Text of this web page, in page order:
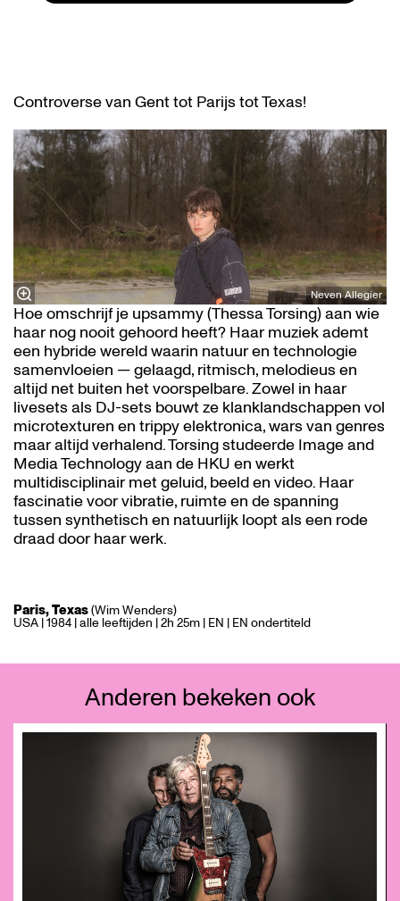
Controverse van Gent tot Parijs tot Texas!
Neven Allegier
Hoe omschrijf je upsammy (Thessa Torsing) aan wie
haar nog nooit gehoord heeft? Haar muziek ademt
een hybride wereld waarin natuur en technologie
samenvloeien — gelaagd, ritmisch, melodieus en
altijd net buiten het voorspelbare. Zowel in haar
livesets als DJ-sets bouwt ze klanklandschappen vol
microtexturen en trippy elektronica, wars van genres
maar altijd verhalend. Torsing studeerde Image and
Media Technology aan de HKU en werkt
multidisciplinair met geluid, beeld en video. Haar
fascinatie voor vibratie, ruimte en de spanning
tussen synthetisch en natuurlijk loopt als een rode
draad door haar werk.
Paris, Texas(Wim Wenders)
USA | 1984 | alle leeftijden | 2h 25m | EN | EN ondertiteld
Anderen bekeken ook
Overslaan